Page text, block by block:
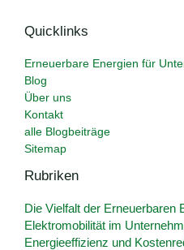
Quicklinks
Erneuerbare Energien für
Blog
Über uns
Kontakt
alle Blogbeiträge
Sitemap
Rubriken
Die Vielfalt der Erneuerbaren
Elektromobilität im
Energieeffizienz und